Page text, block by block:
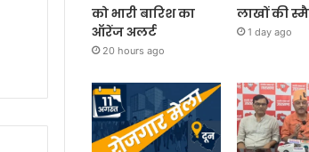
को भारी बारिश का
ऑरेंज अलर्ट
20 hours ago
लाखों की
1 day ago